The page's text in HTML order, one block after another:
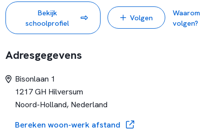
‘t Gooi.
Uitgangspunt voor het onderwijs op het Comenius
College is talentontwikkeling van de leerlingen. Daartoe is
er een breed en verdiepend aanbod in de talen,
diverse keurmerken verleend, zoals Topsport Talentschool,
Het Comenius College is een officiële cultuurprofielschool.
Cultuuronderwijs is volgens ons een essentieel onderdeel
van de persoonlijke en maatschappelijke ontwikkeling van
onze leerlingen. In het verlengde van onze schoolvisie,
Bekijk
schoolprofiel
Volgen
Waarom
volgen?
Adresgegevens
Bisonlaan 1
1217 GH Hilversum
Noord-Holland, Nederland
Bereken woon-werk afstand